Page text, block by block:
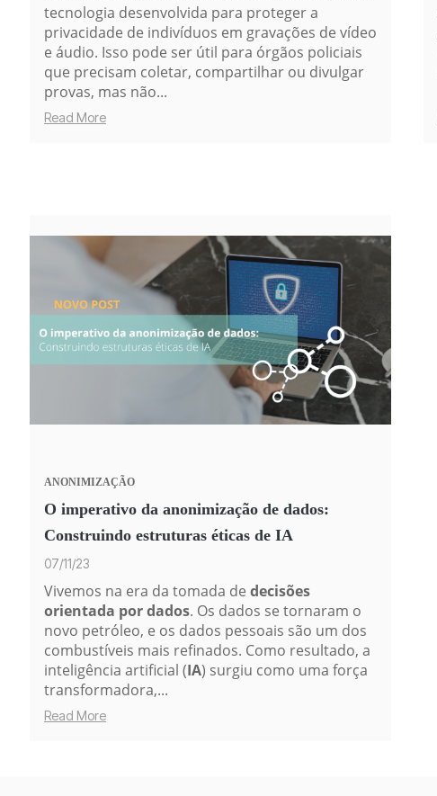
tecnologia desenvolvida para proteger a
privacidade de indivíduos em gravações de vídeo
e áudio. Isso pode ser útil para órgãos policiais
que precisam coletar, compartilhar ou divulgar
provas, mas não...
Read More
ANONIMIZAÇÃO
O imperativo da anonimização de dados:
Construindo estruturas éticas de IA
07/11/23
Vivemos na era da tomada de decisões
orientada por dados. Os dados se tornaram o
novo petróleo, e os dados pessoais são um dos
combustíveis mais refinados. Como resultado, a
inteligência artificial (IA) surgiu como uma força
transformadora,...
Read More